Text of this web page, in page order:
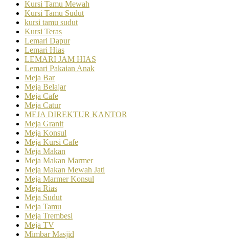
Kursi Tamu Mewah
Kursi Tamu Sudut
kursi tamu sudut
Kursi Teras
Lemari Dapur
Lemari Hias
LEMARI JAM HIAS
Lemari Pakaian Anak
Meja Bar
Meja Belajar
Meja Cafe
Meja Catur
MEJA DIREKTUR KANTOR
Meja Granit
Meja Konsul
Meja Kursi Cafe
Meja Makan
Meja Makan Marmer
Meja Makan Mewah Jati
Meja Marmer Konsul
Meja Rias
Meja Sudut
Meja Tamu
Meja Trembesi
Meja TV
Mimbar Masjid